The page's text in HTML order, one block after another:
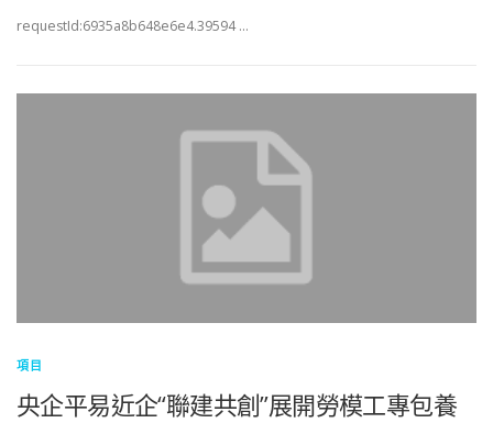
requestId:6935a8b648e6e4.39594 …
項目
央企平易近企“聯建共創”展開勞模工專包養